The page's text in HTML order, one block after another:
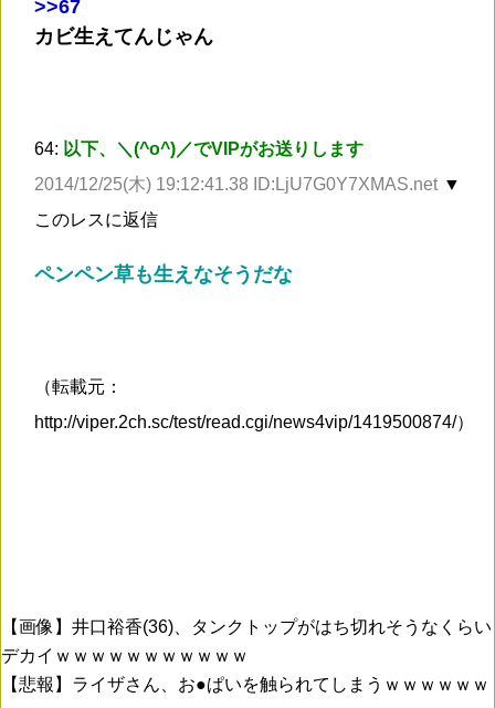
>>67
カビ生えてんじゃん
64: 以下、＼(^o^)／でVIPがお送りします
2014/12/25(木) 19:12:41.38 ID:LjU7G0Y7XMAS.net ▼
このレスに返信
ペンペン草も生えなそうだな
（転載元：
http://viper.2ch.sc/test/read.cgi/news4vip/1419500874/）
【画像】井口裕香(36)、タンクトップがはち切れそうなくらい
デカイｗｗｗｗｗｗｗｗｗｗｗ
【悲報】ライザさん、お●ぱいを触られてしまうｗｗｗｗｗｗ